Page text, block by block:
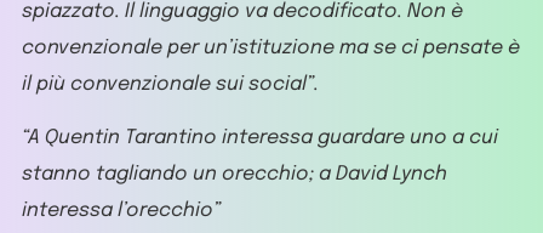
spiazzato. Il linguaggio va decodificato. Non è
convenzionale per un’istituzione ma se ci pensate è
il più convenzionale sui social”.
“A Quentin Tarantino interessa guardare uno a cui
stanno tagliando un orecchio; a David Lynch
interessa l’orecchio”